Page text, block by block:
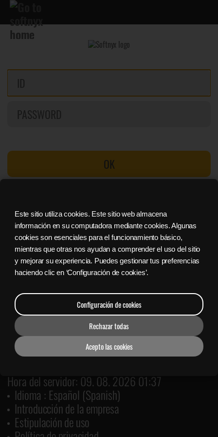
Este sitio utiliza cookies. Este sitio web almacena
información en su computadora mediante cookies. Algunas
cookies son esenciales para el funcionamiento básico,
mientras que otras nos ayudan a comprender el uso del sitio
y mejorar su experiencia. Puedes gestionar tus preferencias
haciendo clic en ‘Configuración de cookies’.
Configuración de cookies
Rechazar todas
Acepto las cookies
OK
Sign in with Facebook
Bajar gratis el Lanzador Nyx
Hora del servidor: 09. 08. 2026 01:37
Idioma : Español (Spanish)
Introducción de la empresa
Estipulación de uso